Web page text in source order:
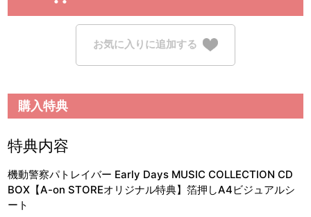
お気に入りに追加する
購入特典
特典内容
機動警察パトレイバー Early Days MUSIC COLLECTION CD
BOX【A-on STOREオリジナル特典】箔押しA4ビジュアルシ
ート